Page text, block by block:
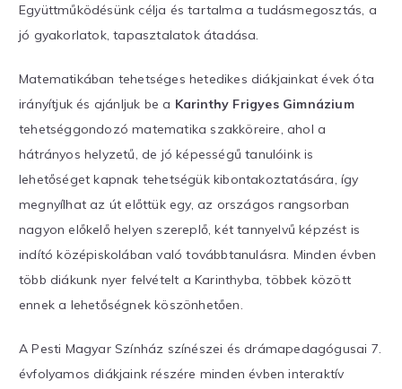
Együttműködésünk célja és tartalma a tudásmegosztás, a
jó gyakorlatok, tapasztalatok átadása.
Matematikában tehetséges hetedikes diákjainkat évek óta
irányítjuk és ajánljuk be a Karinthy Frigyes Gimnázium
tehetséggondozó matematika szakköreire, ahol a
hátrányos helyzetű, de jó képességű tanulóink is
lehetőséget kapnak tehetségük kibontakoztatására, így
megnyílhat az út előttük egy, az országos rangsorban
nagyon előkelő helyen szereplő, két tannyelvű képzést is
indító középiskolában való továbbtanulásra. Minden évben
több diákunk nyer felvételt a Karinthyba, többek között
ennek a lehetőségnek köszönhetően.
A Pesti Magyar Színház színészei és drámapedagógusai 7.
évfolyamos diákjaink részére minden évben interaktív